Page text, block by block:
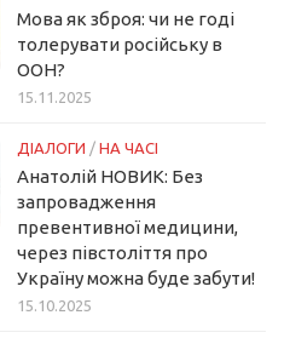
Мова як зброя: чи не годі
толерувати російську в
ООН?
15.11.2025
ДІАЛОГИ / НА ЧАСІ
Анатолій НОВИК: Без
запровадження
превентивної медицини,
через півстоліття про
Україну можна буде забути!
15.10.2025